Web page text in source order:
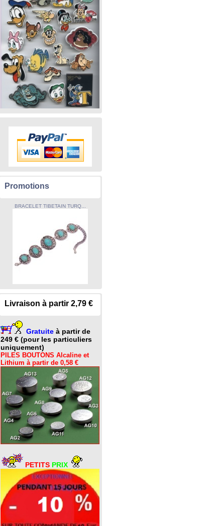
Promotions
BRACELET TIBETAIN TURQ...
Livraison à partir 2,79 €
Gratuite à partir de
249 € (pour les particuliers
uniquement)
PILES BOUTONS Alcaline et
Lithium à partir de 0,58 €
PETITS PRIX